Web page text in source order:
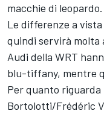
macchie di leopardo.
Le differenze a
quindi servirà molta
Audi della WRT
blu-tiffany, mentre
Per quanto
Bortolotti/Frédéric